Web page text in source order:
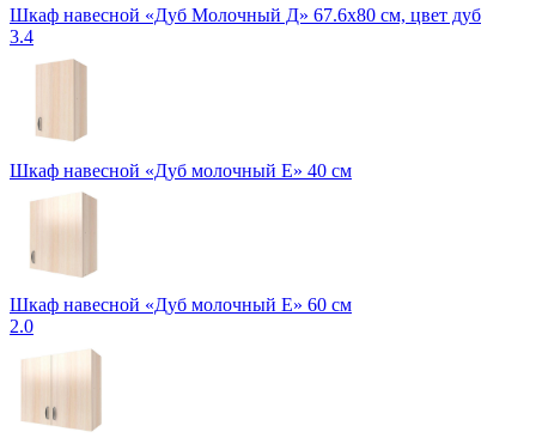
Шкаф навесной «Дуб Молочный Д» 67.6х80 см, цвет дуб
3.4
Шкаф навесной «Дуб молочный Е» 40 см
Шкаф навесной «Дуб молочный Е» 60 см
2.0